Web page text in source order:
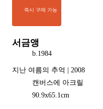
즉시 구매 가능
서금앵
b.1984
지난 여름의 추억 | 2008
캔버스에 아크릴
90.9x65.1cm